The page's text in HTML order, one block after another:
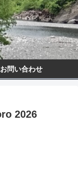
お問い合わせ
2026